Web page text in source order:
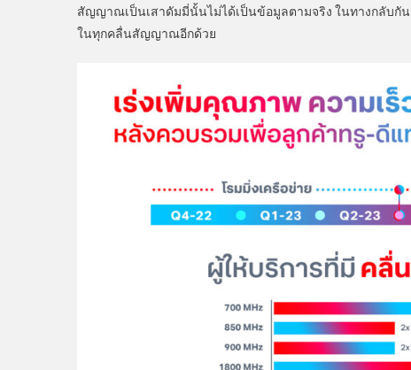
สัญญาณเป็นเสาดัมมี่นั้นไม่ได้เป็นข้อมูลตามจริง ในทางกลับกัน
ในทุกคลื่นสัญญาณอีกด้วย